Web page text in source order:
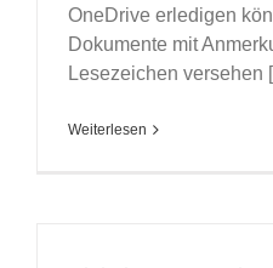
OneDrive erledigen
Dokumente mit
Lesezeichen versehen
Weiterlesen